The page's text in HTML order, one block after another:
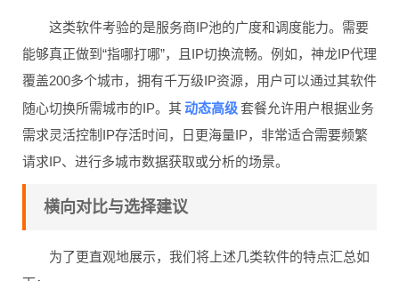
这类软件考验的是服务商IP池的广度和调度能力。需要
能够真正做到“指哪打哪”，且IP切换流畅。例如，神龙IP代理
覆盖200多个城市，拥有千万级IP资源，用户可以通过其软件
随心切换所需城市的IP。其动态高级 套餐允许用户根据业务
需求灵活控制IP存活时间，日更海量IP，非常适合需要频繁
请求IP、进行多城市数据获取或分析的场景。
横向对比与选择建议
为了更直观地展示，我们将上述几类软件的特点汇总如